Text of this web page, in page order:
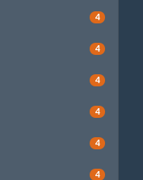
4
4
4
4
4
4